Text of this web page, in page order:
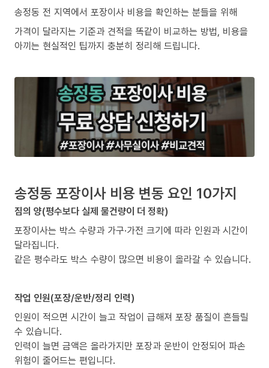
송정동 전 지역에서 포장이사 비용을 확인하는 분들을 위해
가격이 달라지는 기준과 견적을 똑같이 비교하는 방법, 비용을
아끼는 현실적인 팁까지 충분히 정리해 드립니다.
송정동 포장이사 비용 변동 요인 10가지
짐의 양(평수보다 실제 물건량이 더 정확)
포장이사는 박스 수량과 가구·가전 크기에 따라 인원과 시간이
달라집니다.
같은 평수라도 박스 수량이 많으면 비용이 올라갈 수 있습니다.
작업 인원(포장/운반/정리 인력)
인원이 적으면 시간이 늘고 작업이 급해져 포장 품질이 흔들릴
수 있습니다.
인력이 늘면 금액은 올라가지만 포장과 운반이 안정되어 파손
위험이 줄어드는 편입니다.